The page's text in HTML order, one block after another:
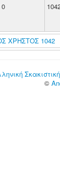
ΧΡΗΣΤΟΣ 1042
©